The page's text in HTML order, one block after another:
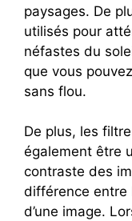
paysages. De
utilisés pour
néfastes du
que vous
sans flou.
De plus, les
également être
contraste des
différence entre
d’une image.